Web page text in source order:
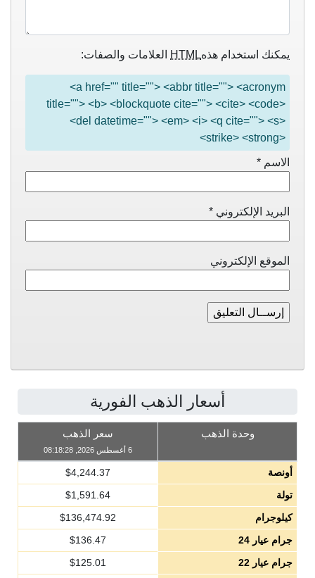
يمكنك استخدام هذهHTML العلامات والصفات:
<a href="" title=""> <abbr title=""> <acronym
title=""> <b> <blockquote cite=""> <cite> <code>
<del datetime=""> <em> <i> <q cite=""> <s>
<strike> <strong>
الاسم *
البريد الإلكتروني *
الموقع الإلكتروني
أسعار الذهب الفورية
وحدة الذهب سعر الذهب
6 أغسطس 2026, 08:18:28
أونصة $4,244.37
تولة
$1,591.64
كيلوجرام
$136,474.92
جرام عيار 24
$136.47
جرام عيار 22
$125.01